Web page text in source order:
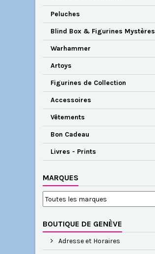
Peluches
Blind Box & Figurines Mystères
Warhammer
Artoys
Figurines de Collection
Accessoires
Vêtements
Bon Cadeau
Livres - Prints
MARQUES
BOUTIQUE DE GENÈVE
Adresse et Horaires